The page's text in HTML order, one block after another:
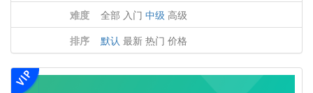
难度
全部 入门 中级 高级
排序
默认 最新 热门 价格